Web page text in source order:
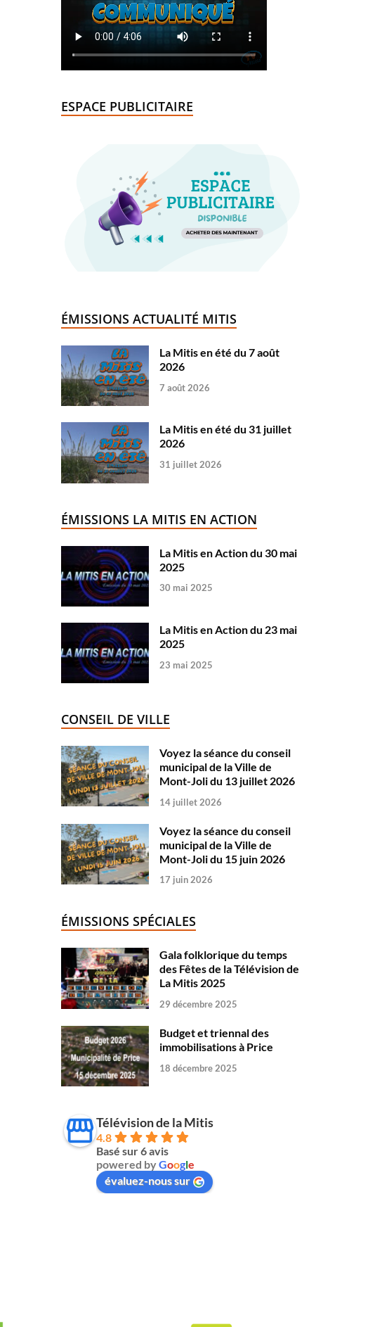
ESPACE PUBLICITAIRE
ÉMISSIONS ACTUALITÉ MITIS
La Mitis en été du 7 août
2026
7 août 2026
La Mitis en été du 31 juillet
2026
31 juillet 2026
ÉMISSIONS LA MITIS EN ACTION
La Mitis en Action du 30 mai
2025
30 mai 2025
La Mitis en Action du 23 mai
2025
23 mai 2025
CONSEIL DE VILLE
Voyez la séance du conseil
municipal de la Ville de
Mont-Joli du 13 juillet 2026
14 juillet 2026
Voyez la séance du conseil
municipal de la Ville de
Mont-Joli du 15 juin 2026
17 juin 2026
ÉMISSIONS SPÉCIALES
Gala folklorique du temps
des Fêtes de la Télévision de
La Mitis 2025
29 décembre 2025
Budget et triennal des
immobilisations à Price
18 décembre 2025
Télévision de la Mitis
4.8
Basé sur 6 avis
powered byGoogle
évaluez-nous sur